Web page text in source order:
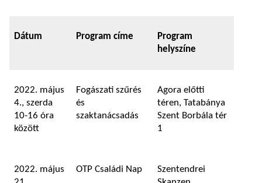
Dátum Program címe
Program
helyszíne
2022. május
4., szerda
10-16 óra
között
Fogászati szűrés
és
szaktanácsadás
Agora előtti
téren, Tatabánya
Szent Borbála tér
1
2022. május
OTP Családi Nap
Szentendrei